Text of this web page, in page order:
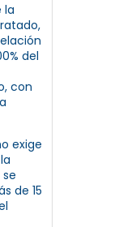
la
del
con
exige
de 15